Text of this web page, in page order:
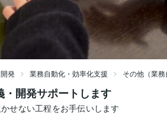
発 業務自動化・効率化支援 その他（業
開発サポートします
せない工程をお手伝いします